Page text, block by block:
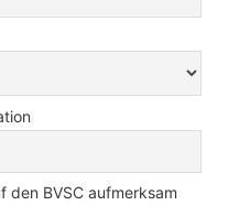
den BVSC aufmerksam